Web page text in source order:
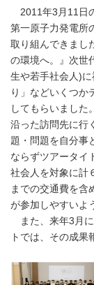
2011年3月11日
第一原子力発電所
取り組んできまし
の環境へ。』次世
生や若手社会人)
り」などいくつか
してもらいました
沿った訪問先に行
題・問題を自分事
ならずツアータイ
社会人を対象に計
までの交通費を含
が参加しやすいよ
また、来年3月に
トでは、その成果